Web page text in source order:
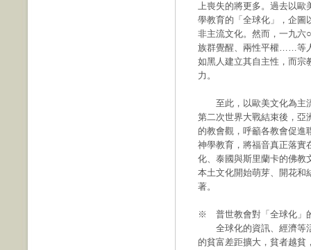
上喪失的將更多。過去以歐
學教育的「全球化」，企圖
非主流文化。然而，一九六
族群覺醒、兩性平權……等
如黑人建立其自主性，而宗
力。
至此，以歐美文化為主流
第二次世界大戰結束後，亞
的教會觀，呼籲各教會促進
神學教育，將福音真正落實
化、泰國與斯里蘭卡的佛教
本土文化開始萌芽、開花和
著。
※ 普世教會對「全球化」
全球化的資訊、經濟等活
的貧富差距擴大，貧者越貧